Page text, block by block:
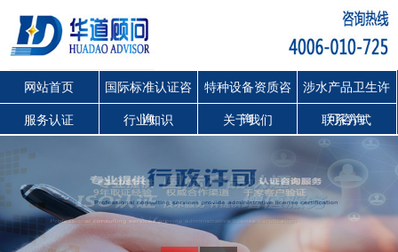
网站首页 国际标准认证咨
询
特种设备资质咨
询
涉水产品卫生许
可咨询
服务认证 行业知识 关于我们 联系方式